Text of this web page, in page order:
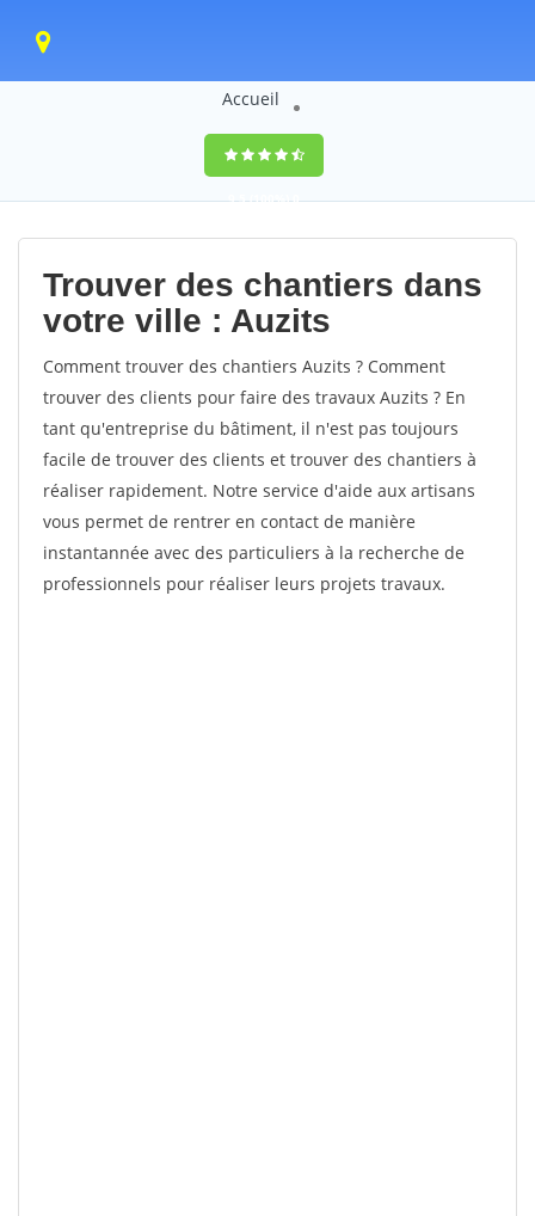
Accueil
9,5(100%)0
votes
Trouver des chantiers dans
votre ville : Auzits
Comment trouver des chantiers Auzits ? Comment
trouver des clients pour faire des travaux Auzits ? En
tant qu'entreprise du bâtiment, il n'est pas toujours
facile de trouver des clients et trouver des chantiers à
réaliser rapidement. Notre service d'aide aux artisans
vous permet de rentrer en contact de manière
instantannée avec des particuliers à la recherche de
professionnels pour réaliser leurs projets travaux.